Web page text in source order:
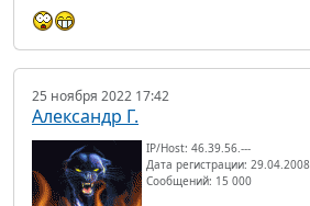
25 ноября 2022 17:42
Александр Г.
IP/Host: 46.39.56.---
Дата регистрации: 29.04.2008
Сообщений: 15 000